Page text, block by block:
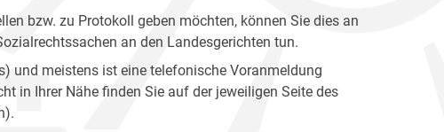
bzw. zu Protokoll geben möchten, können Sie dies an
an den Landesgerichten tun.
und meistens ist eine telefonische Voranmeldung
in Ihrer Nähe finden Sie auf der jeweiligen Seite des